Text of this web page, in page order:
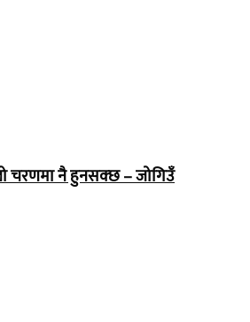
चरणमा नै हुनसक्छ – जोगिउँ